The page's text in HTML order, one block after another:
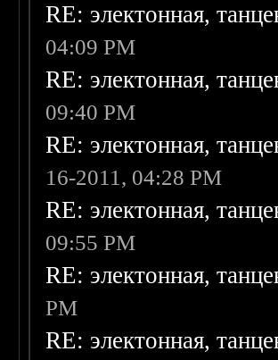
RE: электонная,
04:09 PM
RE: электонная,
09:40 PM
RE: электонная,
16-2011, 04:28 PM
RE: электонная,
09:55 PM
RE: электонная,
PM
RE: электонная,